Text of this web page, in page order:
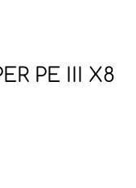
PE III X8